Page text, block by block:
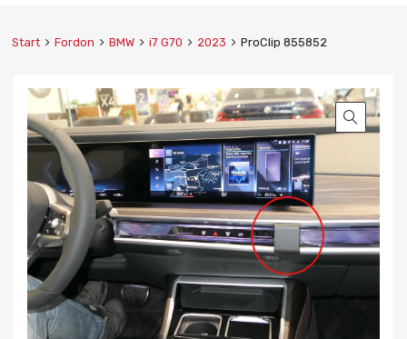
Start Fordon BMW i7 G70 2023 ProClip 855852